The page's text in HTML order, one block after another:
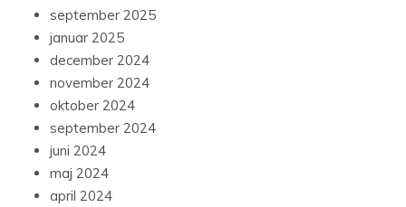
september 2025
januar 2025
december 2024
november 2024
oktober 2024
september 2024
juni 2024
maj 2024
april 2024